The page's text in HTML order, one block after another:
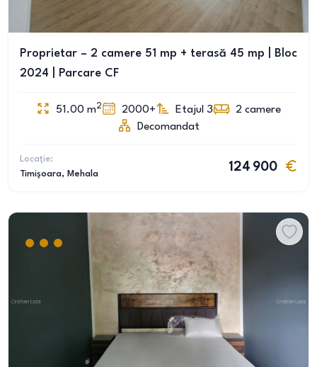
Proprietar – 2 camere 51 mp + terasă 45 mp | Bloc
2024 | Parcare CF
51.00 m2 2000+ Etajul 3 2 camere
Decomandat
Locație:
Timișoara, Mehala
124 900